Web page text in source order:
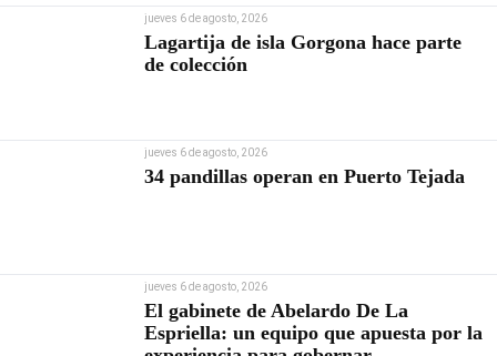
jueves 6 de agosto, 2026
Lagartija de isla Gorgona hace parte
de colección
jueves 6 de agosto, 2026
34 pandillas operan en Puerto Tejada
jueves 6 de agosto, 2026
El gabinete de Abelardo De La
Espriella: un equipo que apuesta por la